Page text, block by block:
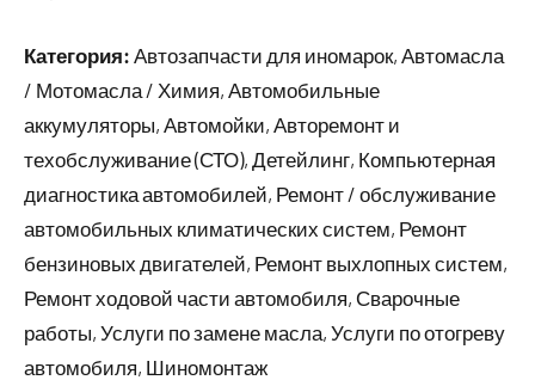
Категория: Автозапчасти для иномарок, Автомасла
/ Мотомасла / Химия, Автомобильные
аккумуляторы, Автомойки, Авторемонт и
техобслуживание (СТО), Детейлинг, Компьютерная
диагностика автомобилей, Ремонт / обслуживание
автомобильных климатических систем, Ремонт
бензиновых двигателей, Ремонт выхлопных систем,
Ремонт ходовой части автомобиля, Сварочные
работы, Услуги по замене масла, Услуги по отогреву
автомобиля, Шиномонтаж